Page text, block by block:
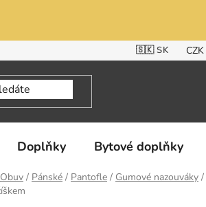
🇸🇰 SK CZK
Doplňky Bytové doplňky
Obuv / Pánské / Pantofle / Gumové nazouváky /